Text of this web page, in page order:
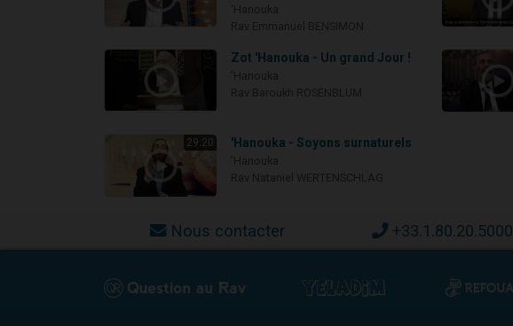
Zot 'Hanouka - Un grand Jour !
29:20 'Hanouka - Soyons surnaturels
Nous contacter +33.1.80.20.5000